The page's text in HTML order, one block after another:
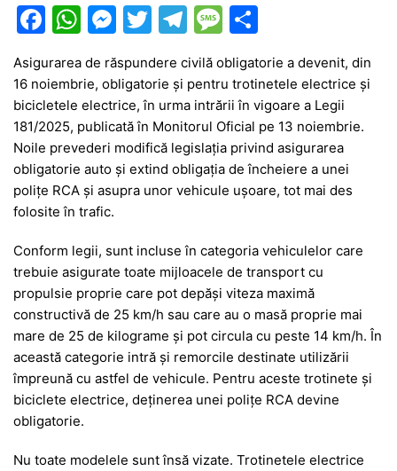
F
c
e
b
o
o
k
W
at
s
A
p
p
M
s
s
e
n
g
T
itt
er
T
el
e
gr
a
m
M
e
s
s
a
g
e
ar
ta
je
a
z
ă
Asigurarea de răspundere civilă obligatorie a devenit, din
16 noiembrie, obligatorie și pentru trotinetele electrice și
bicicletele electrice, în urma intrării în vigoare a Legii
181/2025, publicată în Monitorul Oficial pe 13 noiembrie.
Noile prevederi modifică legislația privind asigurarea
obligatorie auto și extind obligația de încheiere a unei
polițe RCA și asupra unor vehicule ușoare, tot mai des
folosite în trafic.
Conform legii, sunt incluse în categoria vehiculelor care
trebuie asigurate toate mijloacele de transport cu
propulsie proprie care pot depăși viteza maximă
constructivă de 25 km/h sau care au o masă proprie mai
mare de 25 de kilograme și pot circula cu peste 14 km/h. În
această categorie intră și remorcile destinate utilizării
împreună cu astfel de vehicule. Pentru aceste trotinete și
biciclete electrice, deținerea unei polițe RCA devine
obligatorie.
Nu toate modelele sunt însă vizate. Trotinetele electrice